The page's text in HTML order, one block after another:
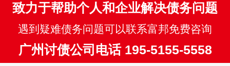
致力于帮助个人和企业解决债务问题
遇到疑难债务问题可以联系富邦免费咨询
广州讨债公司电话 195-5155-5558